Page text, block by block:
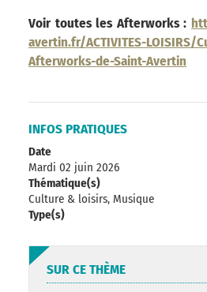
Voir toutes les Afterworks :
avertin.fr/ACTIVITES-LOISIRS/
Afterworks-de-Saint-Avertin
INFOS PRATIQUES
Date
Mardi 02 juin 2026
Thématique(s)
Culture & loisirs, Musique
Type(s)
SUR CE THÈME